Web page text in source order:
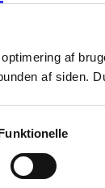
af
af siden.